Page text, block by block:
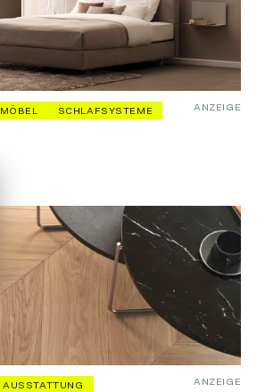
MÖBEL SCHLAFSYSTEME ANZEIGE
AUSSTATTUNG
ANZEIGE